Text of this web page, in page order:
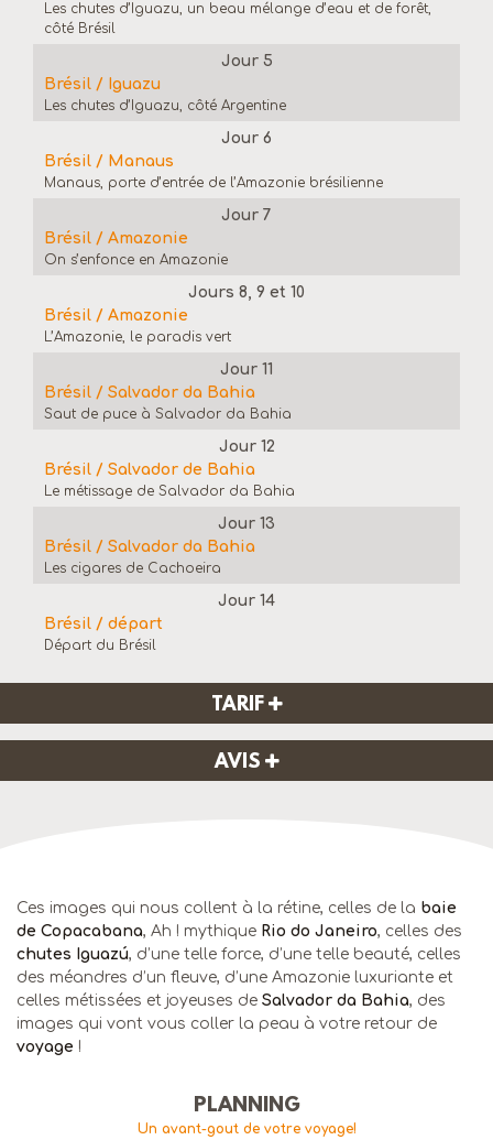
Les chutes d’Iguazu, un beau mélange d’eau et de forêt,
côté Brésil
Jour 5
Brésil / Iguazu
Les chutes d’Iguazu, côté Argentine
Jour 6
Brésil / Manaus
Manaus, porte d’entrée de l’Amazonie brésilienne
Jour 7
Brésil / Amazonie
On s’enfonce en Amazonie
Jours 8, 9 et 10
Brésil / Amazonie
L’Amazonie, le paradis vert
Jour 11
Brésil / Salvador da Bahia
Saut de puce à Salvador da Bahia
Jour 12
Brésil / Salvador de Bahia
Le métissage de Salvador da Bahia
Jour 13
Brésil / Salvador da Bahia
Les cigares de Cachoeira
Jour 14
Brésil / départ
Départ du Brésil
TARIF
AVIS
Ces images qui nous collent à la rétine, celles de la baie
de Copacabana, Ah ! mythique Rio do Janeiro, celles des
chutes Iguazú, d’une telle force, d’une telle beauté, celles
des méandres d’un fleuve, d’une Amazonie luxuriante et
celles métissées et joyeuses de Salvador da Bahia, des
images qui vont vous coller la peau à votre retour de
voyage !
PLANNING
Un avant-gout de votre voyage!